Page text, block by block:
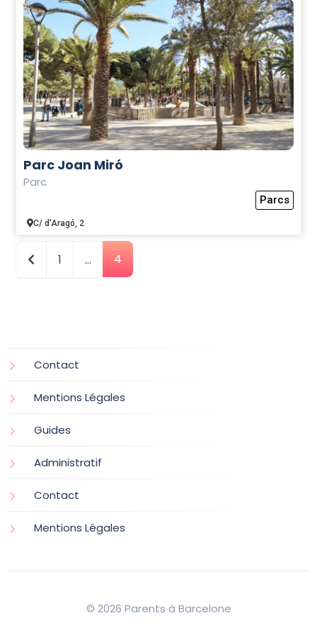
Parc Joan Miró
Parc
Parcs
C/ d'Aragó, 2
Newer posts
1 … 4
Contact
Mentions Légales
Guides
Administratif
Contact
Mentions Légales
© 2026 Parents à Barcelone